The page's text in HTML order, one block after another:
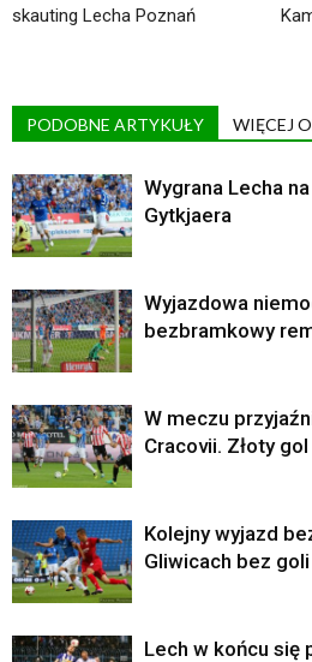
skauting Lecha Poznań
PODOBNE ARTYKUŁY WIĘCEJ
Wygrana Lecha
Gytkjaera
Wyjazdowa
bezbramkowy
W meczu
Cracovii. Złoty
Kolejny wyjazd
Gliwicach bez goli
Lech w końcu się